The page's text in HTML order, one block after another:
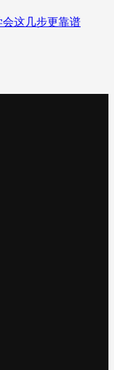
这几步更靠谱